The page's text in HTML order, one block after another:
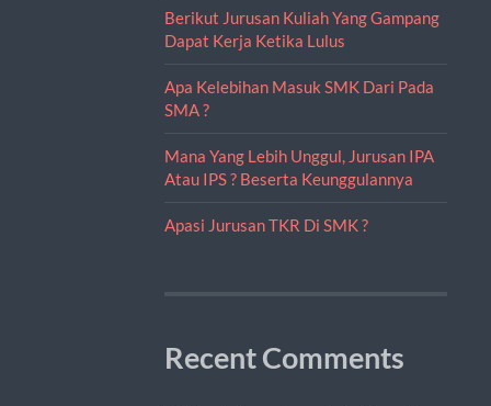
Berikut Jurusan Kuliah Yang Gampang
Dapat Kerja Ketika Lulus
Apa Kelebihan Masuk SMK Dari Pada
SMA ?
Mana Yang Lebih Unggul, Jurusan IPA
Atau IPS ? Beserta Keunggulannya
Apasi Jurusan TKR Di SMK ?
Recent Comments